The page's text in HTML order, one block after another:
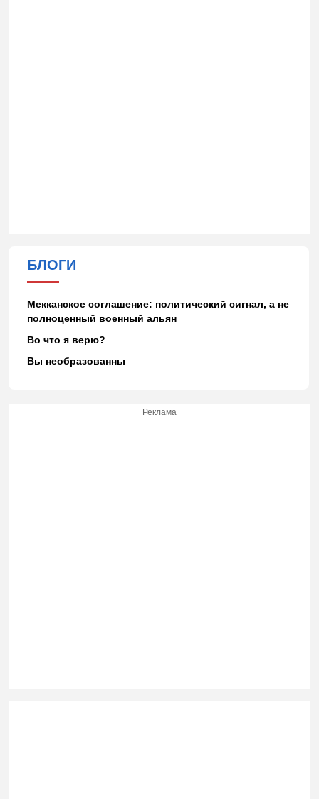
БЛОГИ
Мекканское соглашение: политический сигнал, а не
полноценный военный альян
Во что я верю?
Вы необразованны
Реклама